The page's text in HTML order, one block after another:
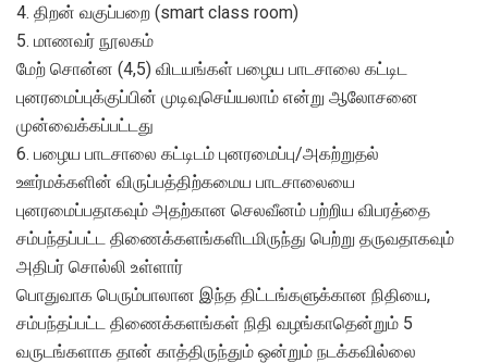
4. திறன் வகுப்பறை (smart class room)
5. மாணவர் நூலகம்
மேற் சொன்ன (4,5) விடயங்கள் பழைய பாடசாலை கட்டிட
புனரமைப்புக்குப்பின் முடிவுசெய்யலாம் என்று ஆலோசனை
முன்வைக்கப்பட்டது
6. பழைய பாடசாலை கட்டிடம் புனரமைப்பு/அகற்றுதல்
ஊர்மக்களின் விருப்பத்திற்கமைய பாடசாலையை
புனரமைப்பதாகவும் அதற்கான செலவீனம் பற்றிய விபரத்தை
சம்பந்தப்பட்ட திணைக்களங்களிடமிருந்து பெற்று தருவதாகவும்
அதிபர் சொல்லி உள்ளார்
பொதுவாக பெரும்பாலான இந்த திட்டங்களுக்கான நிதியை,
சம்பந்தப்பட்ட திணைக்களங்கள் நிதி வழங்காதென்றும் 5
வருடங்களாக தான் காத்திருந்தும் ஒன்றும் நடக்கவில்லை